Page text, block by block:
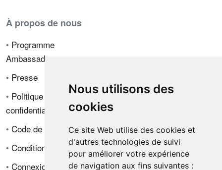
Nous utilisons des
cookies
Ce site Web utilise des cookies et
d'autres technologies de suivi
pour améliorer votre expérience
de navigation aux fins suivantes :
À propos de nous
• Programme
Ambassadeur
• Presse
• Politique de
confidentialité
• Code de déontologie
• Conditions de vente
• Connexion